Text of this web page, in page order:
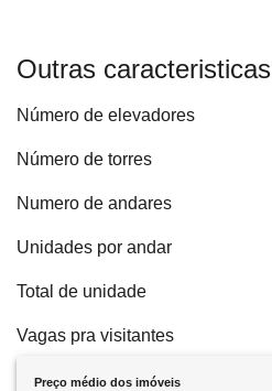
Outras caracteristicas
Número de elevadores
Número de torres
Numero de andares
Unidades por andar
Total de unidade
Vagas pra visitantes
Preço médio dos imóveis